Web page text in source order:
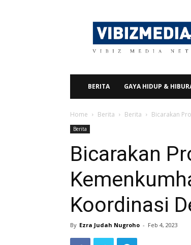
Vibizmedia.com
BERITA GAYA HIDUP &
Home Berita Berita Bicarakan
Berita
Bicarakan
Koordinasi
By Ezra Judah Nugroho - Feb 4, 2023